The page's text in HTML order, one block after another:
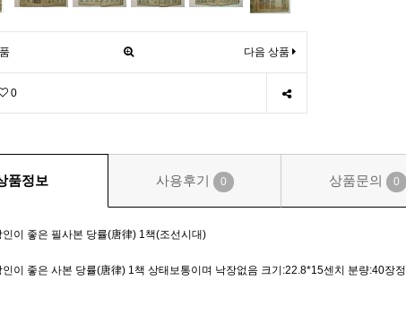
다음 상품
0
품정보 사용후기 0 상품문의 0
인이 좋은 필사본 당률(唐律) 1책(조선시대)
인이 좋은 사본 당률(唐律) 1책 상태보통이며 낙장없음 크기:22.8*15센치 분량:40장